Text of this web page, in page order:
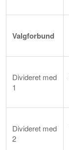
Valgforbund
Divideret med
1
Divideret med
2